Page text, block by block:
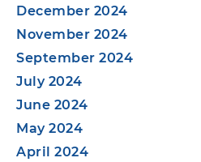
December 2024
November 2024
September 2024
July 2024
June 2024
May 2024
April 2024